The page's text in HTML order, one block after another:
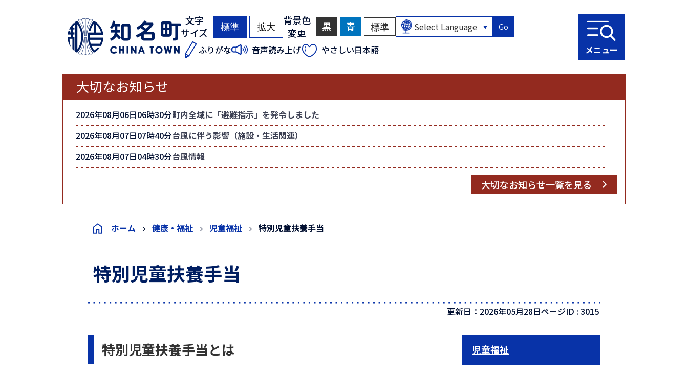
文字
サイズ
標準
（
期
拡大
（
期
背景色
変更
黒
景
色
を
色
る
青
景
色
を
色
る
標準
景
に
Go
ふりがな 音声読み上げ やさしい日本語 メニュー
大切なお知らせ
2026年08月06日06時30分町内全域に「避難指示」を発令しました
2026年08月07日07時40分台風に伴う影響（施設・生活関連）
2026年08月07日04時30分台風情報
大切なお知らせ一覧を見る
ホーム 健康・福祉 児童福祉 特別児童扶養手当
特別児童扶養手当
更新日：2026年05月28日ページID : 3015
特別児童扶養手当とは 児童福祉